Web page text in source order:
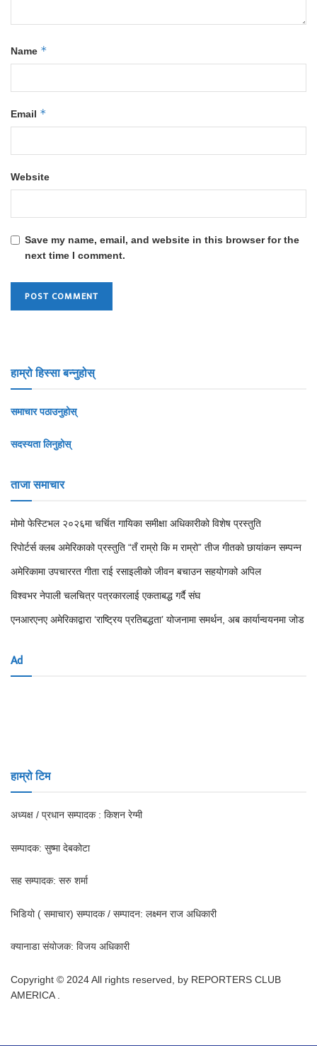
Name *
Email *
Website
Save my name, email, and website in this browser for the
next time I comment.
हाम्रो हिस्सा बन्नुहोस्
समाचार पठाउनुहोस्
सदस्यता लिनुहोस्
ताजा समाचार
मोमो फेस्टिभल २०२६मा चर्चित गायिका समीक्षा अधिकारीको विशेष प्रस्तुति
रिपोर्टर्स क्लब अमेरिकाको प्रस्तुति “तँ राम्रो कि म राम्रो” तीज गीतको छायांकन सम्पन्न
अमेरिकामा उपचाररत गीता राई रसाइलीको जीवन बचाउन सहयोगको अपिल
विश्वभर नेपाली चलचित्र पत्रकारलाई एकताबद्ध गर्दै संघ
एनआरएनए अमेरिकाद्वारा ‘राष्ट्रिय प्रतिबद्धता’ योजनामा समर्थन, अब कार्यान्वयनमा जोड
Ad
हाम्रो टिम
अध्यक्ष / प्रधान सम्पादक : किशन रेग्मी
सम्पादक: सुष्मा देबकोटा
सह सम्पादक: सरु शर्मा
भिडियो ( समाचार) सम्पादक / सम्पादन: लक्ष्मन राज अधिकारी
क्यानाडा संयोजक: विजय अधिकारी
Copyright © 2024 All rights reserved, by REPORTERS CLUB
AMERICA .